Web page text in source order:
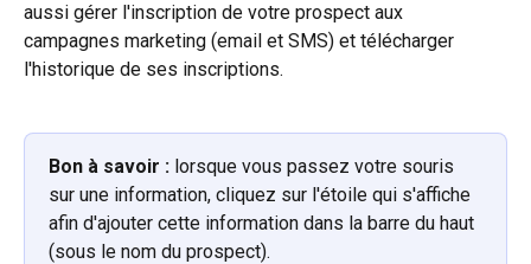
aussi gérer l'inscription de votre prospect aux
campagnes marketing (email et SMS) et télécharger
l'historique de ses inscriptions.
Bon à savoir : lorsque vous passez votre souris
sur une information, cliquez sur l'étoile qui s'affiche
afin d'ajouter cette information dans la barre du haut
(sous le nom du prospect).